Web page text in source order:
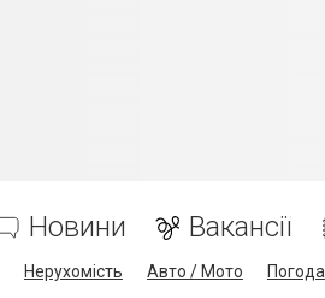
Новини Вакансії
Нерухомість Авто / Мото Погода